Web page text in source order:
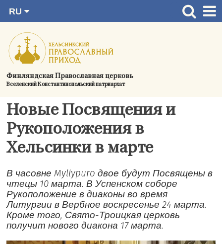
содержимому
Финляндская Православная церковь
Вселенский Константинопольский патриархат
RU
SV
EN
UA
Главная страница
Актуальное
Україна
О приходе
Контактная информация
Новые Посвящения и
Рукоположения в
Хельсинки в марте
В часовне Myllypuro двое будут Посвящены в
чтецы 10 марта. В Успенском соборе
Рукоположение в диаконы во время
Литургии в Вербное воскресенье 24 марта.
Кроме того, Свято-Троицкая церковь
получит нового диакона 17 марта.